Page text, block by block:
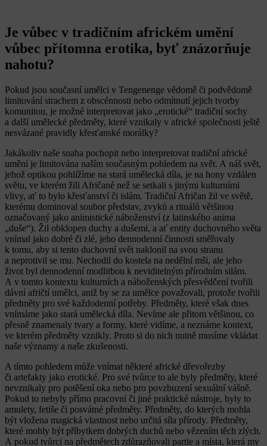
Je vůbec v tradičním africkém umění
vůbec přítomna erotika, byť znázorňuje
nahotu?
Pokud jsou současní umělci v Tengenenge vědomě či podvědomě
limitování strachem z obscénnosti nebo odmítnutí jejich tvorby
komunitou, je možné interpretovat jako „erotické“ tradiční sochy
a další umělecké předměty, které vznikaly v africké společnosti ještě
nesvázané pravidly křesťanské morálky?
Jakákoliv naše snaha pochopit nebo interpretovat tradiční africké
umění je limitována naším současným pohledem na svět. A náš svět,
jehož optikou pohlížíme na stará umělecká díla, je na hony vzdálen
světu, ve kterém žili Afričané než se setkali s jinými kulturními
vlivy, ať to bylo křesťanství či islám. Tradiční Afričan žil ve světě,
kterému dominoval soubor představ, zvyků a rituálů většinou
označovaný jako animistické náboženství (z latinského anima
„duše“). Žil obklopen duchy a dušemi, a ať entity duchovného světa
vnímal jako dobré či zlé, jeho dennodenní činnosti směřovaly
k tomu, aby si tento duchovní svět naklonil na svou stranu
a neprotivil se mu. Nechodil do kostela na nedělní mši, ale jeho
život byl dennodenní modlitbou k neviditelným přírodním silám.
A v tomto kontextu kulturních a náboženských přesvědčení tvořili
dávní afričtí umělci, aniž by se za umělce považovali, protože tvořili
předměty pro své každodenní potřeby. Předměty, které však dnes
vnímáme jako stará umělecká díla. Nevíme ale přitom většinou, co
přesně znamenaly tvary a formy, které vidíme, a neznáme kontext,
ve kterém předměty vznikly. Proto si do nich nutně musíme vkládat
naše významy a naše zkušenosti.
A tímto pohledem může vnímat některé africké dřevořezby
či artefakty jako erotické. Pro své tvůrce to ale byly předměty, které
nevznikaly pro potěšení oka nebo pro povzbuzení sexuální vášně.
Pokud to nebyly přímo pracovní či jiné praktické nástroje, byly to
amulety, fetiše či posvátné předměty. Předměty, do kterých mohla
být vložena magická vlastnost nebo určitá síla přírody. Předměty,
které mohly být příbytkem dobrých duchů nebo vězením těch zlých.
A pokud tvůrci na předmětech zdůrazňovali partie a místa, která my